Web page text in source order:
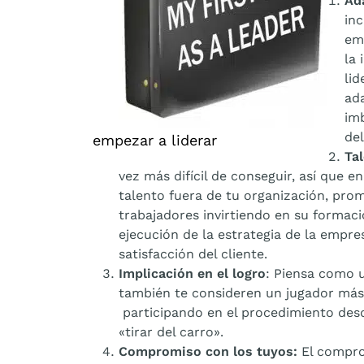
empezar a liderar
la
vez más difícil de conseguir, así que
talento fuera de tu organización,
trabajadores invirtiendo en su
ejecución de la estrategia de la
satisfacción del cliente.
Implicación en el logro: Piensa como
también te consideren un jugador
participando en el procedimiento
«tirar del carro».
Compromiso con los tuyos: El